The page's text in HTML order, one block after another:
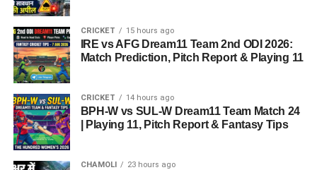
CRICKET 15 hours ago
IRE vs AFG Dream11 Team 2nd ODI 2026:
Match Prediction, Pitch Report & Playing 11
CRICKET 14 hours ago
BPH-W vs SUL-W Dream11 Team Match 24
| Playing 11, Pitch Report & Fantasy Tips
CHAMOLI 23 hours ago